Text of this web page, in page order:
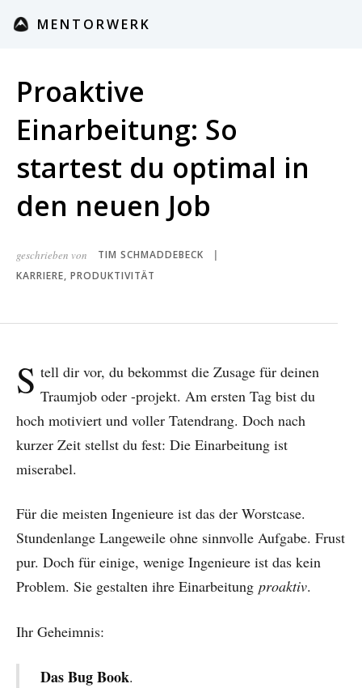
MENTORWERK
Proaktive
Einarbeitung: So
startest du optimal in
den neuen Job
geschrieben von TIM SCHMADDEBECK
KARRIERE, PRODUKTIVITÄT
S tell dir vor, du bekommst die Zusage für deinen
Traumjob oder -projekt. Am ersten Tag bist du
hoch motiviert und voller Tatendrang. Doch nach
kurzer Zeit stellst du fest: Die Einarbeitung ist
miserabel.
Für die meisten Ingenieure ist das der Worstcase.
Stundenlange Langeweile ohne sinnvolle Aufgabe. Frust
pur. Doch für einige, wenige Ingenieure ist das kein
Problem. Sie gestalten ihre Einarbeitung proaktiv.
Ihr Geheimnis:
Das Bug Book.